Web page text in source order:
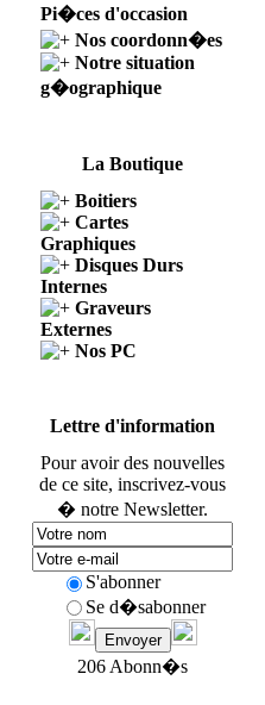
Pi�ces d'occasion
Nos coordonn�es
Notre situation
g�ographique
La Boutique
Boitiers
Cartes
Graphiques
Disques Durs
Internes
Graveurs
Externes
Nos PC
Lettre d'information
Pour avoir des nouvelles
de ce site, inscrivez-vous
� notre Newsletter.
S'abonner
Se d�sabonner
206 Abonn�s